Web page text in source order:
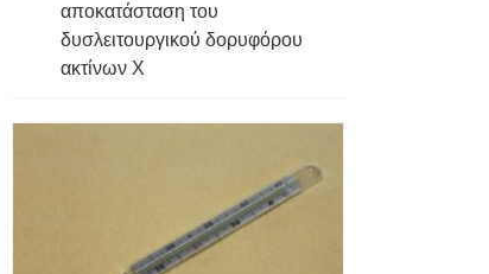
αποκατάσταση του
δυσλειτουργικού δορυφόρου
ακτίνων Χ